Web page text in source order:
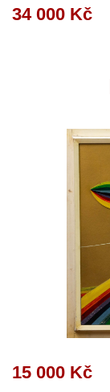
34 000 Kč
15 000 Kč